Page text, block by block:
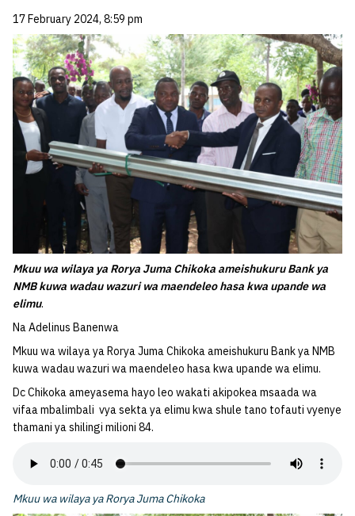
17 February 2024, 8:59 pm
Mkuu wa wilaya ya Rorya Juma Chikoka ameishukuru Bank ya
NMB kuwa wadau wazuri wa maendeleo hasa kwa upande wa
elimu.
Na Adelinus Banenwa
Mkuu wa wilaya ya Rorya Juma Chikoka ameishukuru Bank ya NMB
kuwa wadau wazuri wa maendeleo hasa kwa upande wa elimu.
Dc Chikoka ameyasema hayo leo wakati akipokea msaada wa
vifaa mbalimbali vya sekta ya elimu kwa shule tano tofauti vyenye
thamani ya shilingi milioni 84.
Mkuu wa wilaya ya Rorya Juma Chikoka